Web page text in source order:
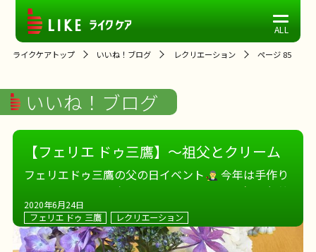
ライクケアトップ いいね！ブログ レクリエーション ページ 85
いいね！ブログ
【フェリエ ドゥ三鷹】～祖父とクリーム
食べました～
フェリエドゥ三鷹の父の日イベント
今年は手作り
ソフトクリームを楽しんでいただきました
経管
栄養のかたもソフトクリームを楽しまれ、とても喜
んでいただきました
ちょっぴりはにかみながら、
サンクスカードを手にパチ […]
2020年6月24日
フェリエ ドゥ 三鷹 レクリエーション